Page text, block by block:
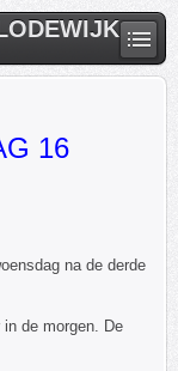
16
na de derde
de morgen. De